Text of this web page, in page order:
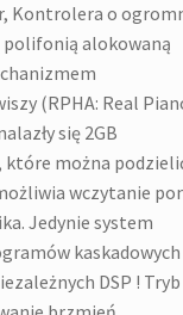
Kontrolera o
polifonią alokowaną
(RPHA: Real
się 2GB
które można
wczytanie
Jedynie system
kaskadowych
DSP ! Tryb